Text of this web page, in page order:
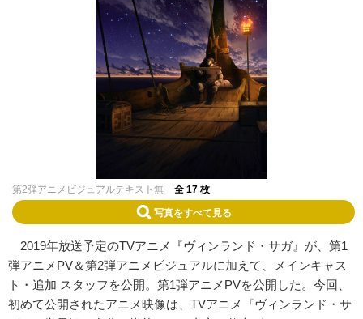
第2弾アニメビジュアルテキスト無 全 17 枚
写真をすべて見る
2019年放送予定のTVアニメ『ヴィンランド・サガ』が、第1
弾アニメPV＆第2弾アニメビジュアルに加えて、メインキャス
ト・追加 スタッフを公開。第1弾アニメPVを公開した。今回、
初めて公開されたアニメ映像は、TVアニメ『ヴィンランド・サ